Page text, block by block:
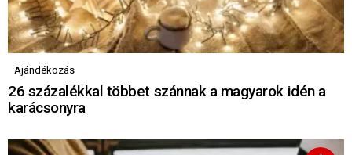
Ajándékozás
26 százalékkal többet szánnak a magyarok idén a
karácsonyra